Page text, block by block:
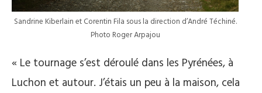
Sandrine Kiberlain et Corentin Fila sous la direction d’André Téchiné.
Photo Roger Arpajou
« Le tournage s’est déroulé dans les Pyrénées, à
Luchon et autour. J’étais un peu à la maison, cela